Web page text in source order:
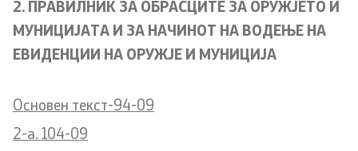
2. ПРАВИЛНИК ЗА ОБРАСЦИТЕ ЗА ОРУЖЈЕТО И
МУНИЦИЈАТА И ЗА НАЧИНОТ НА ВОДЕЊЕ НА
ЕВИДЕНЦИИ НА ОРУЖЈЕ И МУНИЦИЈА
Основен текст-94-09
2-a. 104-09